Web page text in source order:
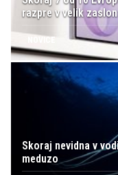
razpre v velik
Skoraj nevidna v
meduzo